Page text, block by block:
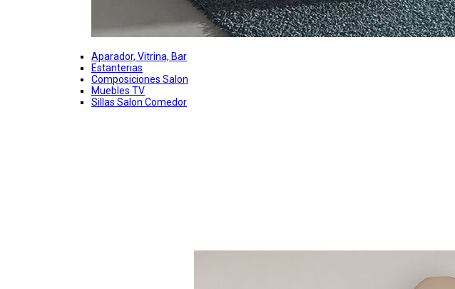
Aparador, Vitrina, Bar
Estanterias
Composiciones Salon
Muebles TV
Sillas Salon Comedor